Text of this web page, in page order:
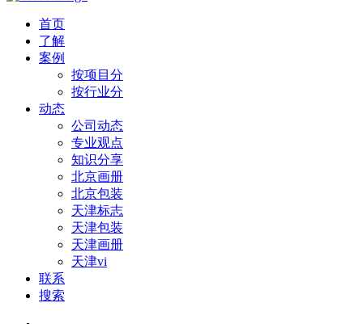
首页
了解
案例
按项目分
按行业分
动态
公司动态
专业观点
知识分享
北京画册
北京包装
天津标志
天津包装
天津画册
天津vi
联系
搜索